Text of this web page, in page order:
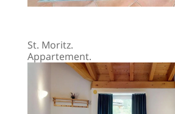
St. Moritz.
Appartement.